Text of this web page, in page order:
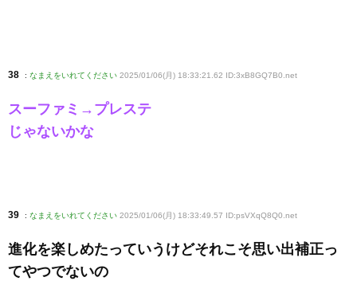
38 : なまえをいれてください 2025/01/06(月) 18:33:21.62 ID:3xB8GQ7B0 .net
スーファミ→プレステ
じゃないかな
39 : なまえをいれてください 2025/01/06(月) 18:33:49.57 ID:psVXqQ8Q0 .net
進化を楽しめたっていうけどそれこそ思い出補正っ
てやつでないの